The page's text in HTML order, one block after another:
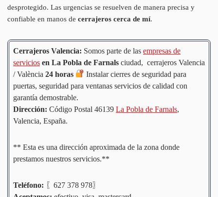
desprotegido. Las urgencias se resuelven de manera precisa y
confiable en manos de cerrajeros cerca de mí.
Cerrajeros Valencia: Somos parte de las empresas de
servicios en La Pobla de Farnals ciudad, cerrajeros Valencia
/ València 24 horas
Instalar cierres de seguridad para
puertas, seguridad para ventanas servicios de calidad con
garantía demostrable.
Dirección: Código Postal 46139 La Pobla de Farnals,
Valencia, España.
** Esta es una dirección aproximada de la zona donde
prestamos nuestros servicios.**
Teléfono: 〖627 378 978〗